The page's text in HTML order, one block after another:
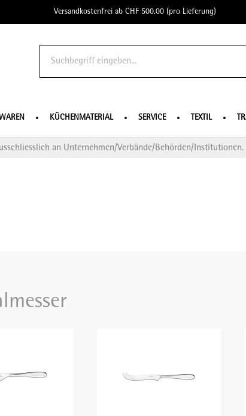
Versandkostenfrei ab CHF 500.00 (pro Lieferung)
KÜCHENMATERIAL SERVICE TEXTIL
an Unternehmen/Verbände/Behörden/